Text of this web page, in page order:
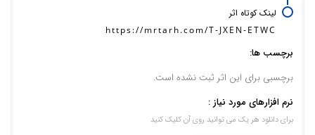
لینک کوتاه اثر
https://mrtarh.com/T-JXEN-ETWC
برچسب ها:
برچسبی برای این اثر ثبت نشده است.
نرم افزارهای مورد نیاز :
برای دانلود هر یک می توانید روی آن کلیک کنید